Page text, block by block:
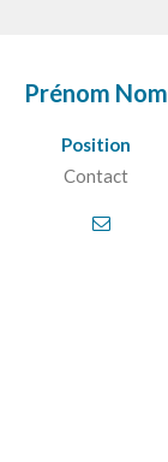
Prénom Nom
Position
Contact